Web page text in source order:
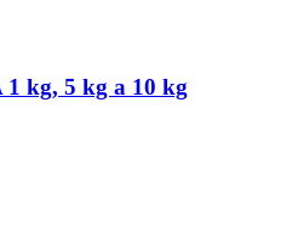
1 kg, 5 kg a 10 kg